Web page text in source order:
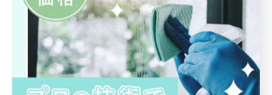
エアコン掃除プロに依頼する際のポイント
エアコンのクリーニングをプロに依頼する際は、分解洗
浄の有無や作業人数、作業工程を事前に確認しましょ
う。特に安佐南区や福山市では、エアコン内部の湿気や
カビが問題となりやすいため、プロの分解洗浄が効果的